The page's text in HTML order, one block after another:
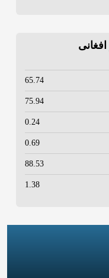
65.74
75.94
0.24
0.69
88.53
1.38